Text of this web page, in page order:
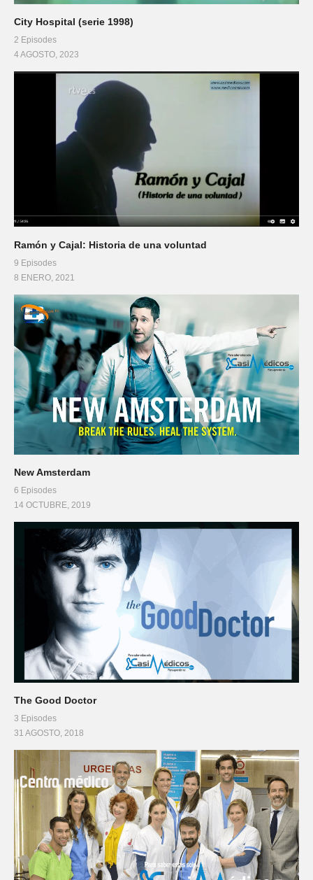
City Hospital (serie 1998)
2 Episodes
4 AGOSTO, 2023
Ramón y Cajal: Historia de una voluntad
9 Episodes
8 ENERO, 2021
New Amsterdam
6 Episodes
14 OCTUBRE, 2019
The Good Doctor
3 Episodes
31 AGOSTO, 2018